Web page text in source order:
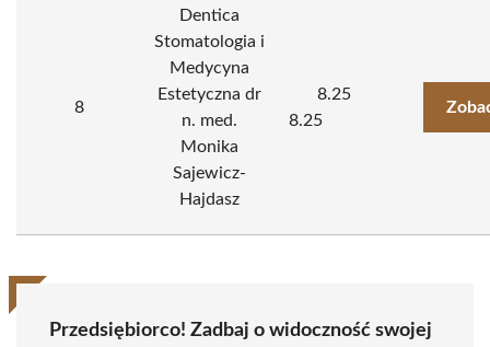
8
Dentica
Stomatologia i
Medycyna
Estetyczna dr
n. med.
Monika
Sajewicz-
Hajdasz
8.25
8.25
Przedsiębiorco! Zadbaj o widoczność swojej